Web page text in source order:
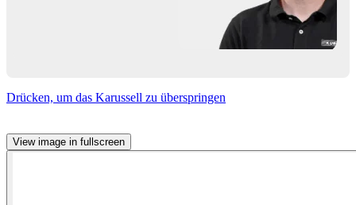
Drücken, um das Karussell zu überspringen
View image in fullscreen